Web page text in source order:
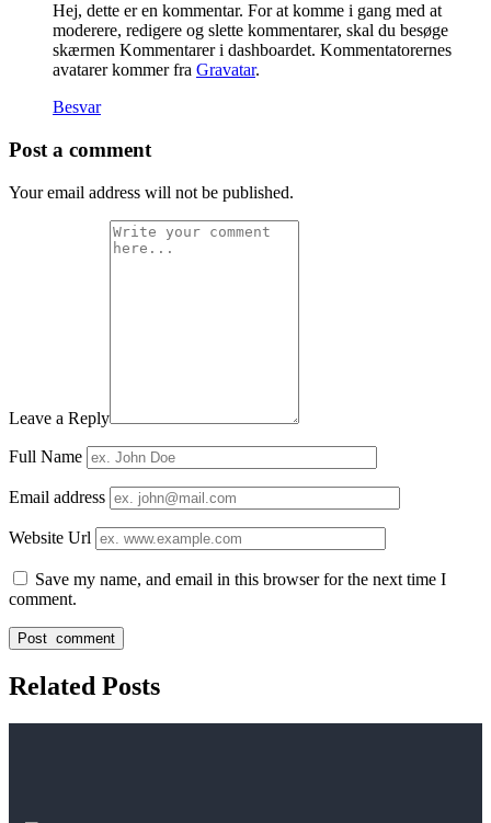
Hej, dette er en kommentar. For at komme i gang med at
moderere, redigere og slette kommentarer, skal du besøge
skærmen Kommentarer i dashboardet. Kommentatorernes
avatarer kommer fra Gravatar.
Besvar
Post a comment
Your email address will not be published.
Leave a Reply
Full Name
Email address
Website Url
Save my name, and email in this browser for the next time I
comment.
Related Posts